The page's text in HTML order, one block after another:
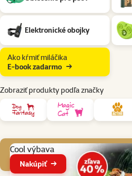
Elektronické obojky
Ako kŕmiť miláčika
E-book zadarmo
Zobraziť produkty podľa značky
Cool výbava
Nakúpiť